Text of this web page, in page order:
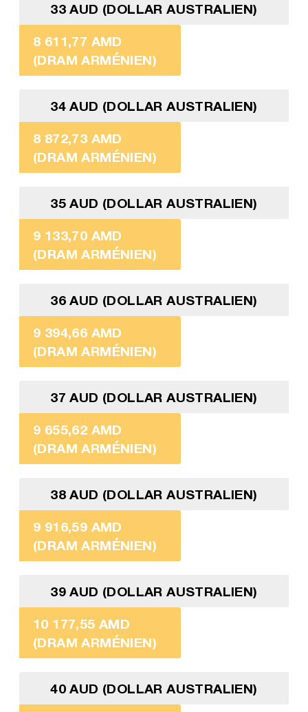
33 AUD (DOLLAR AUSTRALIEN)
8 611,77 AMD
(DRAM ARMÉNIEN)
34 AUD (DOLLAR AUSTRALIEN)
8 872,73 AMD
(DRAM ARMÉNIEN)
35 AUD (DOLLAR AUSTRALIEN)
9 133,70 AMD
(DRAM ARMÉNIEN)
36 AUD (DOLLAR AUSTRALIEN)
9 394,66 AMD
(DRAM ARMÉNIEN)
37 AUD (DOLLAR AUSTRALIEN)
9 655,62 AMD
(DRAM ARMÉNIEN)
38 AUD (DOLLAR AUSTRALIEN)
9 916,59 AMD
(DRAM ARMÉNIEN)
39 AUD (DOLLAR AUSTRALIEN)
10 177,55 AMD
(DRAM ARMÉNIEN)
40 AUD (DOLLAR AUSTRALIEN)